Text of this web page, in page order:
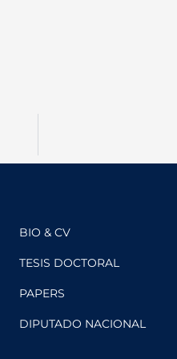
BIO & CV
TESIS DOCTORAL
PAPERS
DIPUTADO NACIONAL